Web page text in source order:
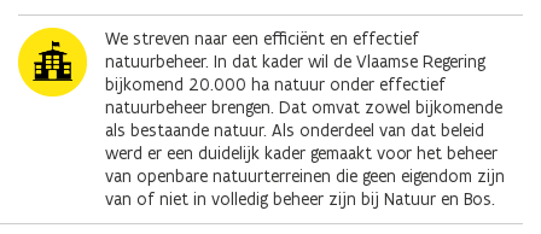
AfbeeldingWe streven naar een efficiënt en effectief
natuurbeheer. In dat kader wil de Vlaamse Regering
bijkomend 20.000 ha natuur onder effectief
natuurbeheer brengen. Dat omvat zowel bijkomende
als bestaande natuur. Als onderdeel van dat beleid
werd er een duidelijk kader gemaakt voor het beheer
van openbare natuurterreinen die geen eigendom zijn
van of niet in volledig beheer zijn bij Natuur en Bos.